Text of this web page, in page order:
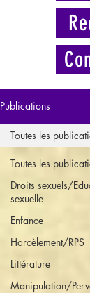
Publications
Toutes les
Droits sexuels/
sexuelle
Enfance
Harcèlement/RPS
Littérature
Manipulation/
Toutes les